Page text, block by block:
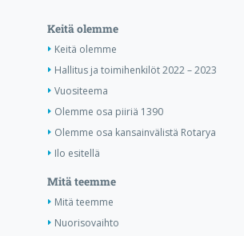
Keitä olemme
Keitä olemme
Hallitus ja toimihenkilöt 2022 – 2023
Vuositeema
Olemme osa piiriä 1390
Olemme osa kansainvälistä Rotarya
Ilo esitellä
Mitä teemme
Mitä teemme
Nuorisovaihto